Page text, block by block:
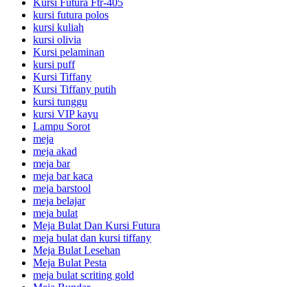
Kursi Futura Ftr-405
kursi futura polos
kursi kuliah
kursi olivia
Kursi pelaminan
kursi puff
Kursi Tiffany
Kursi Tiffany putih
kursi tunggu
kursi VIP kayu
Lampu Sorot
meja
meja akad
meja bar
meja bar kaca
meja barstool
meja belajar
meja bulat
Meja Bulat Dan Kursi Futura
meja bulat dan kursi tiffany
Meja Bulat Lesehan
Meja Bulat Pesta
meja bulat scriting gold